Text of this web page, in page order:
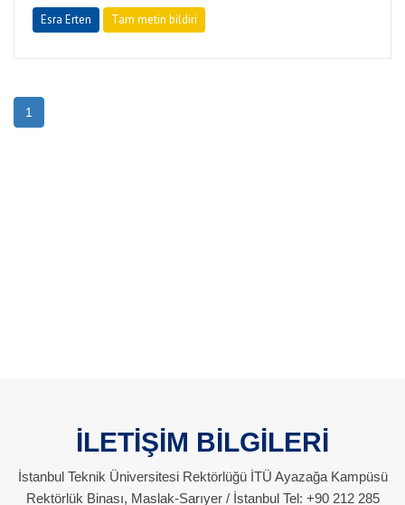
Esra Erten Tam metin bildiri
1
İLETİŞİM BİLGİLERİ
İstanbul Teknik Üniversitesi Rektörlüğü İTÜ Ayazağa Kampüsü
Rektörlük Binası, Maslak-Sarıyer / İstanbul Tel: +90 212 285